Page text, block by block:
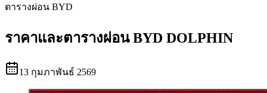
ตารางผ่อน BYD
ราคาและตารางผ่อน BYD DOLPHIN
13 กุมภาพันธ์ 2569